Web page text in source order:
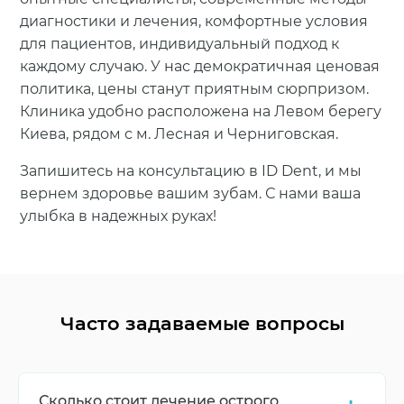
диагностики и лечения, комфортные условия
для пациентов, индивидуальный подход к
каждому случаю. У нас демократичная ценовая
политика, цены станут приятным сюрпризом.
Клиника удобно расположена на Левом берегу
Киева, рядом с м. Лесная и Черниговская.
Запишитесь на консультацию в ID Dent, и мы
вернем здоровье вашим зубам. С нами ваша
улыбка в надежных руках!
Часто задаваемые вопросы